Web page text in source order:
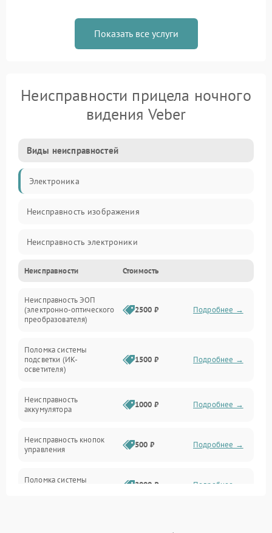
Показать все услуги
Неисправности прицела ночного
видения Veber
Виды неисправностей
Электроника
Неисправность изображения
Неисправность электроники
Механические повреждения
Неисправность управления
Оптика
Неисправности Стоимость
Неисправность ЭОП
(электронно-оптического
преобразователя)
2500 ₽ Подробнее →
Поломка системы
подсветки (ИК-
осветителя)
1500 ₽ Подробнее →
Неисправность
аккумулятора
1000 ₽ Подробнее →
Неисправность кнопок
управления
500 ₽ Подробнее →
Поломка системы
2000 ₽ Подробнее →